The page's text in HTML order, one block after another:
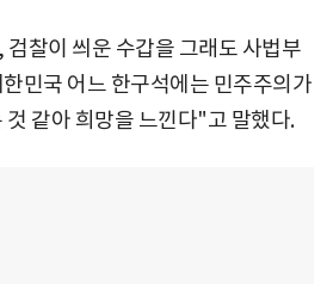
찰이 씌운 수갑을 그래도 사법부
민국 어느 한구석에는 민주주의가
같아 희망을 느낀다"고 말했다.